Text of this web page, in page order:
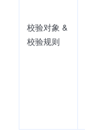
校验对象 &
校验规则